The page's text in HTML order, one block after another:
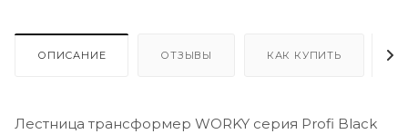
ОПИСАНИЕ ОТЗЫВЫ КАК КУПИТЬ
Лестница трансформер WORKY серия Profi Black